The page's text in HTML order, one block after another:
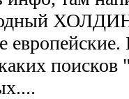
поисков